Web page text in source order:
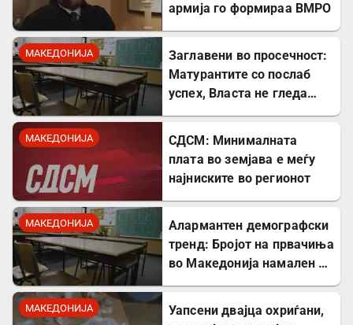
армија го формираа ВМРО
МАКЕДОНИЈА
Заглавени во просечност:
Матурантите со послаб
успех, Власта не гледа
МАКЕДОНИЈА
СДСМ: Минималната
плата во земјава е меѓу
најниските во регионот
МАКЕДОНИЈА
Алармантен демографски
тренд: Бројот на првачиња
во Македонија намален за
МАКЕДОНИЈА
Уапсени двајца охриѓани,